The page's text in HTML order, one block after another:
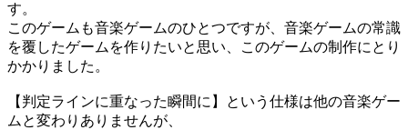
す。
このゲームも音楽ゲームのひとつですが、音楽ゲームの常識
を覆したゲームを作りたいと思い、このゲームの制作にとり
かかりました。
【判定ラインに重なった瞬間に】という仕様は他の音楽ゲー
ムと変わりありませんが、